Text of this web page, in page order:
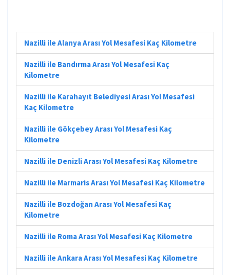
Nazilli ile Alanya Arası Yol Mesafesi Kaç Kilometre
Nazilli ile Bandırma Arası Yol Mesafesi Kaç
Kilometre
Nazilli ile Karahayıt Belediyesi Arası Yol Mesafesi
Kaç Kilometre
Nazilli ile Gökçebey Arası Yol Mesafesi Kaç
Kilometre
Nazilli ile Denizli Arası Yol Mesafesi Kaç Kilometre
Nazilli ile Marmaris Arası Yol Mesafesi Kaç Kilometre
Nazilli ile Bozdoğan Arası Yol Mesafesi Kaç
Kilometre
Nazilli ile Roma Arası Yol Mesafesi Kaç Kilometre
Nazilli ile Ankara Arası Yol Mesafesi Kaç Kilometre